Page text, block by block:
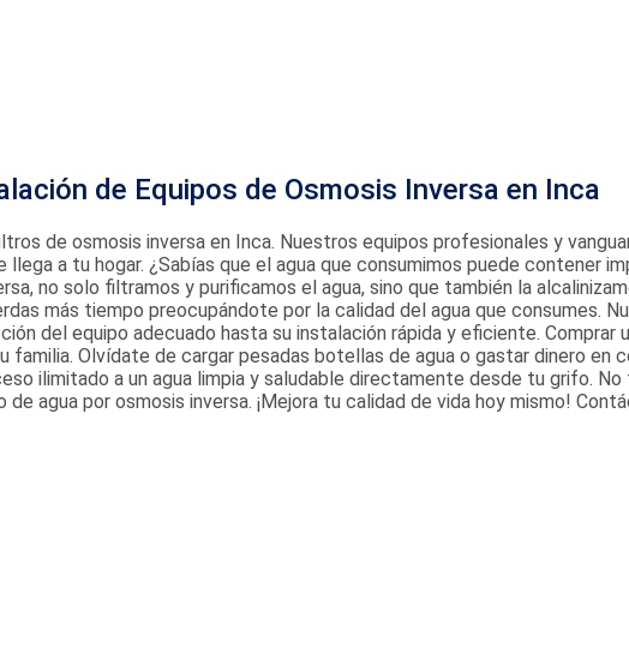
de Equipos de Osmosis Inversa en Inca
de osmosis inversa en Inca. Nuestros equipos profesionales y
a tu hogar. ¿Sabías que el agua que consumimos puede contener
no solo filtramos y purificamos el agua, sino que también la
más tiempo preocupándote por la calidad del agua que consumes.
del equipo adecuado hasta su instalación rápida y eficiente. Comprar
Olvídate de cargar pesadas botellas de agua o gastar dinero en
ilimitado a un agua limpia y saludable directamente desde tu grifo.
agua por osmosis inversa. ¡Mejora tu calidad de vida hoy mismo!